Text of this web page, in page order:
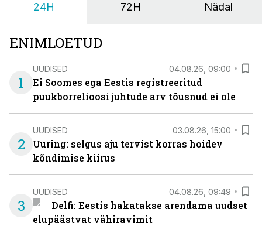
24H 72H Nädal
ENIMLOETUD
1
UUDISED 04.08.26, 09:00
Ei Soomes ega Eestis registreeritud
puukborrelioosi juhtude arv tõusnud ei ole
2
UUDISED 03.08.26, 15:00
Uuring: selgus aju tervist korras hoidev
kõndimise kiirus
3
UUDISED 04.08.26, 09:49
Delfi: Eestis hakatakse arendama uudset
elupäästvat vähiravimit